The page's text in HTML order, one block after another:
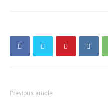
Previous article